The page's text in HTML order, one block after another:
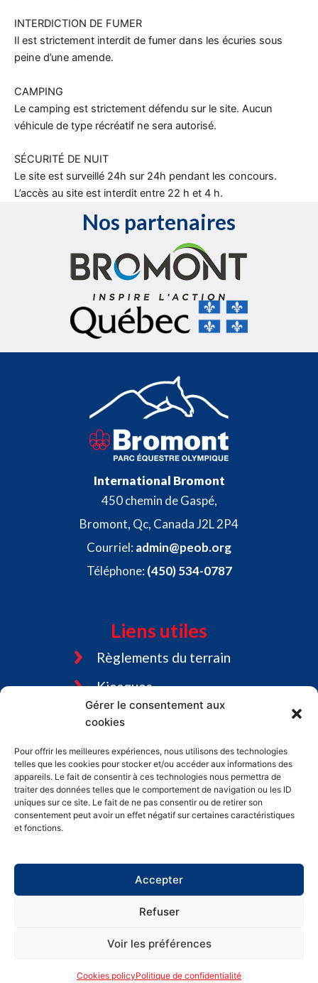
Gérer le consentement aux
cookies
Pour offrir les meilleures expériences, nous utilisons des technologies
telles que les cookies pour stocker et/ou accéder aux informations des
appareils. Le fait de consentir à ces technologies nous permettra de
traiter des données telles que le comportement de navigation ou les ID
uniques sur ce site. Le fait de ne pas consentir ou de retirer son
consentement peut avoir un effet négatif sur certaines caractéristiques
et fonctions.
Accepter
Refuser
Voir les préférences
Cookies policyPolitique de confidentialité
INTERDICTION DE FUMER
Il est strictement interdit de fumer dans les écuries sous
peine d’une amende.
CAMPING
Le camping est strictement défendu sur le site. Aucun
véhicule de type récréatif ne sera autorisé.
SÉCURITÉ DE NUIT
Le site est surveillé 24h sur 24h pendant les concours.
L’accès au site est interdit entre 22 h et 4 h.
Nos partenaires
International Bromont
450 chemin de Gaspé,
Bromont, Qc, Canada J2L 2P4
Courriel: admin@peob.org
Téléphone: (450) 534-0787
Liens utiles
Règlements du terrain
Kiosques
Tourisme Bromont
Emplois
Charte graphique